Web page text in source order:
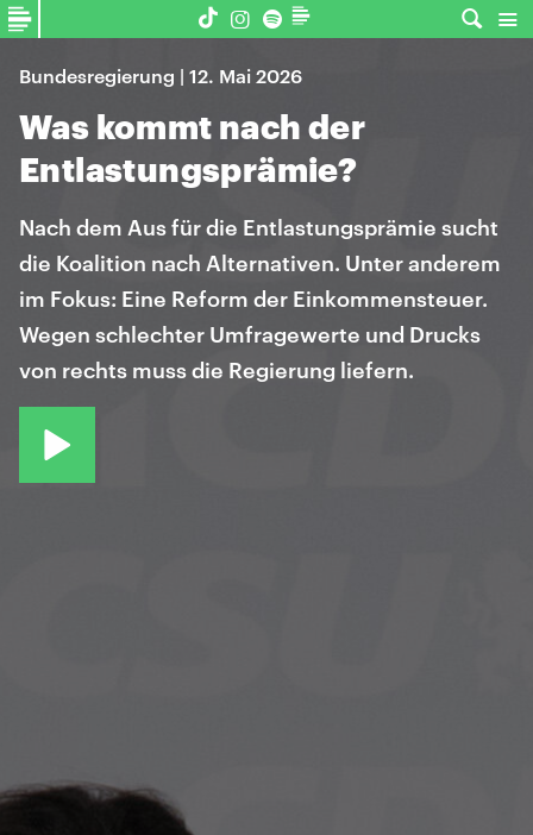
Bundesregierung | 12. Mai 2026
Was kommt nach der
Entlastungsprämie?
Nach dem Aus für die Entlastungsprämie sucht
die Koalition nach Alternativen. Unter anderem
im Fokus: Eine Reform der Einkommensteuer.
Wegen schlechter Umfragewerte und Drucks
von rechts muss die Regierung liefern.